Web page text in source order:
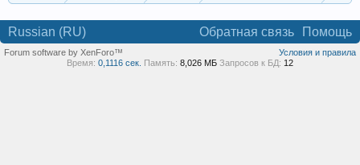
Russian (RU) Обратная связь Помощь
Условия и правила
Forum software by XenForo™
Время: 0,1116 сек. Память: 8,026 МБ Запросов к БД: 12